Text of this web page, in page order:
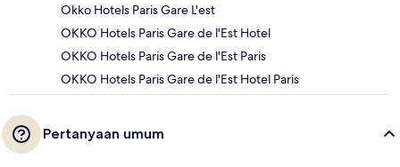
Okko Hotels Paris Gare L'est
OKKO Hotels Paris Gare de l'Est Hotel
OKKO Hotels Paris Gare de l'Est Paris
OKKO Hotels Paris Gare de l'Est Hotel Paris
Pertanyaan umum